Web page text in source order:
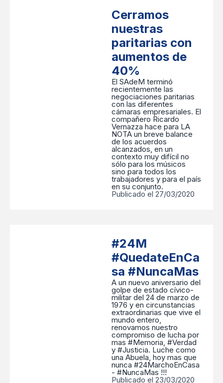
Cerramos
nuestras
paritarias con
aumentos de
40%
El SAdeM terminó
recientemente las
negociaciones paritarias
con las diferentes
cámaras empresariales. El
compañero Ricardo
Vernazza hace para LA
NOTA un breve balance
de los acuerdos
alcanzados, en un
contexto muy difícil no
sólo para los músicos
sino para todos los
trabajadores y para el país
en su conjunto.
Publicado el 27/03/2020
#24M
#QuedateEnCa
sa #NuncaMas
A un nuevo aniversario del
golpe de estado cívico-
militar del 24 de marzo de
1976 y en circunstancias
extraordinarias que vive el
mundo entero,
renovamos nuestro
compromiso de lucha por
mas #Memoria, #Verdad
y #Justicia. Luche como
una Abuela, hoy mas que
nunca #24MarchoEnCasa
- #NuncaMas !!!
Publicado el 23/03/2020